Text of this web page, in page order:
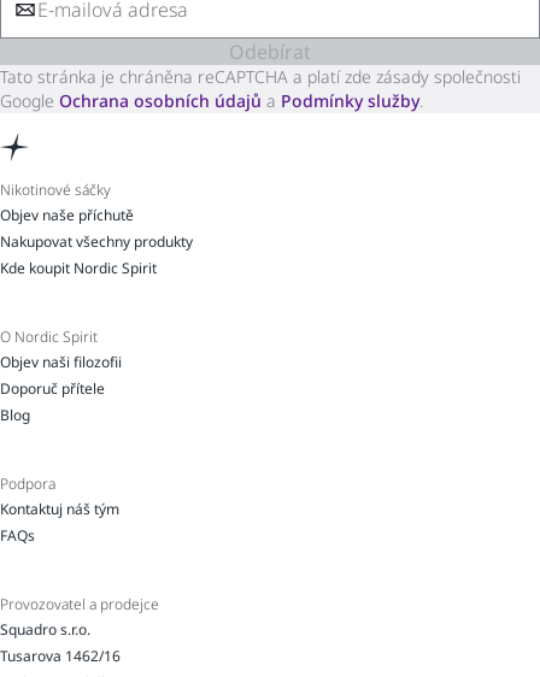
Odebírat
Tato stránka je chráněna reCAPTCHA a platí zde zásady společnosti
Google Ochrana osobních údajů a Podmínky služby.
Nikotinové sáčky
Objev naše příchutě
Nakupovat všechny produkty
Kde koupit Nordic Spirit
O Nordic Spirit
Objev naši filozofii
Doporuč přítele
Blog
Podpora
Kontaktuj náš tým
FAQs
Provozovatel a prodejce
Squadro s.r.o.
Tusarova 1462/16